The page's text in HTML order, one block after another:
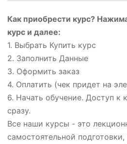
Как приобрести курс?
курс и далее:
1. Выбрать Купить курс
2. Заполнить Данные
3. Оформить заказ
4. Оплатить (чек придет на
6. Начать обучение. Доступ к
сразу.
Все наши курсы - это
самостоятельной